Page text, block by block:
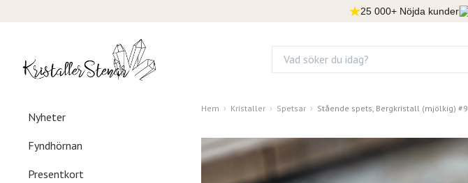
25 000+ Nöjda kunder
Nyheter
Fyndhörnan
Presentkort
Hem Kristaller Spetsar Stående spets, Bergkristall (mjölkig) #9